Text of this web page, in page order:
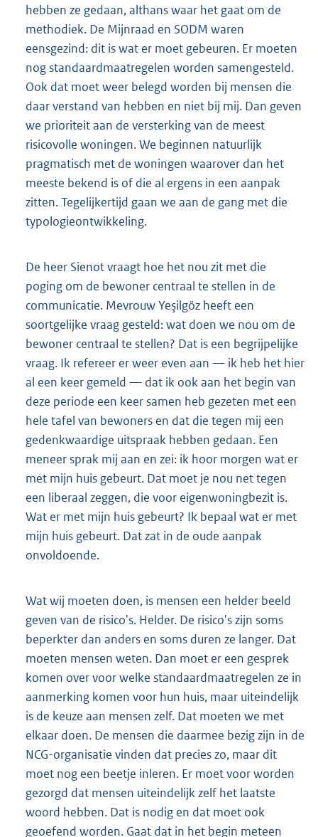
hebben ze gedaan, althans waar het gaat om de
methodiek. De Mijnraad en SODM waren
eensgezind: dit is wat er moet gebeuren. Er moeten
nog standaardmaatregelen worden samengesteld.
Ook dat moet weer belegd worden bij mensen die
daar verstand van hebben en niet bij mij. Dan geven
we prioriteit aan de versterking van de meest
risicovolle woningen. We beginnen natuurlijk
pragmatisch met de woningen waarover dan het
meeste bekend is of die al ergens in een aanpak
zitten. Tegelijkertijd gaan we aan de gang met die
typologieontwikkeling.
De heer Sienot vraagt hoe het nou zit met die
poging om de bewoner centraal te stellen in de
communicatie. Mevrouw Yeşilgöz heeft een
soortgelijke vraag gesteld: wat doen we nou om de
bewoner centraal te stellen? Dat is een begrijpelijke
vraag. Ik refereer er weer even aan — ik heb het hier
al een keer gemeld — dat ik ook aan het begin van
deze periode een keer samen heb gezeten met een
hele tafel van bewoners en dat die tegen mij een
gedenkwaardige uitspraak hebben gedaan. Een
meneer sprak mij aan en zei: ik hoor morgen wat er
met mijn huis gebeurt. Dat moet je nou net tegen
een liberaal zeggen, die voor eigenwoningbezit is.
Wat er met mijn huis gebeurt? Ik bepaal wat er met
mijn huis gebeurt. Dat zat in de oude aanpak
onvoldoende.
Wat wij moeten doen, is mensen een helder beeld
geven van de risico's. Helder. De risico's zijn soms
beperkter dan anders en soms duren ze langer. Dat
moeten mensen weten. Dan moet er een gesprek
komen over voor welke standaardmaatregelen ze in
aanmerking komen voor hun huis, maar uiteindelijk
is de keuze aan mensen zelf. Dat moeten we met
elkaar doen. De mensen die daarmee bezig zijn in de
NCG-organisatie vinden dat precies zo, maar dit
moet nog een beetje inleren. Er moet voor worden
gezorgd dat mensen uiteindelijk zelf het laatste
woord hebben. Dat is nodig en dat moet ook
geoefend worden. Gaat dat in het begin meteen